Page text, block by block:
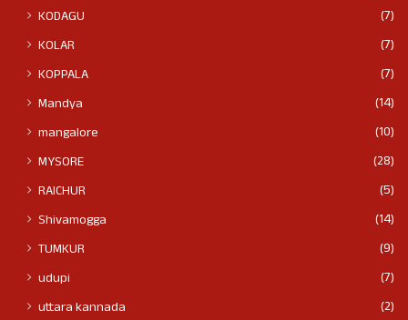
KODAGU
(7)
KOLAR
(7)
KOPPALA
(7)
Mandya
(14)
mangalore
(10)
MYSORE
(28)
RAICHUR
(5)
Shivamogga
(14)
TUMKUR
(9)
udupi
(7)
uttara kannada
(2)